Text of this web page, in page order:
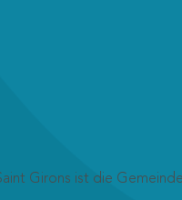
Girons ist die